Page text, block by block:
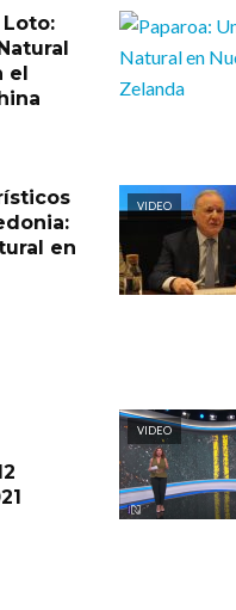
el
en
VIDEO
VIDEO